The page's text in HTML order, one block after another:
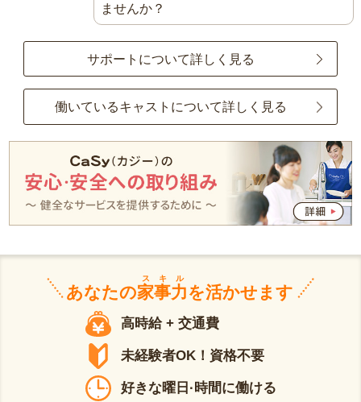
ませんか？
サポートについて詳しく見る
働いているキャストについて詳しく見る
あなたの家事力
スキル
を活かせます
高時給 + 交通費
未経験者OK！資格不要
好きな曜日·時間に働ける